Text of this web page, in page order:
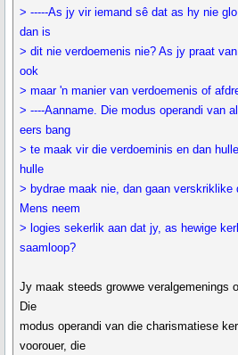
> -----As jy vir iemand sê dat as hy nie
dan is
> dit nie verdoemenis nie? As jy praat
ook
> maar 'n manier van verdoemenis of
> ----Aanname. Die modus operandi van
eers bang
> te maak vir die verdoeminis en dan
hulle
> bydrae maak nie, dan gaan verskriklike
Mens neem
> logies sekerlik aan dat jy, as hewige
saamloop?
Jy maak steeds growwe veralgemenings
Die
modus operandi van die charismatiese
voorouer, die